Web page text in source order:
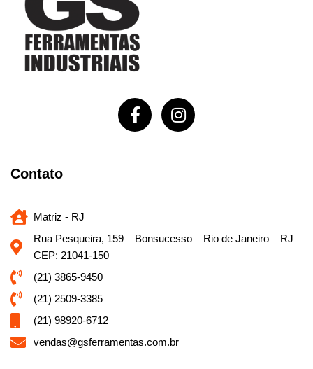
Contato
Matriz - RJ
Rua Pesqueira, 159 – Bonsucesso – Rio de Janeiro – RJ –
CEP: 21041-150
(21) 3865-9450
(21) 2509-3385
(21) 98920-6712
vendas@gsferramentas.com.br